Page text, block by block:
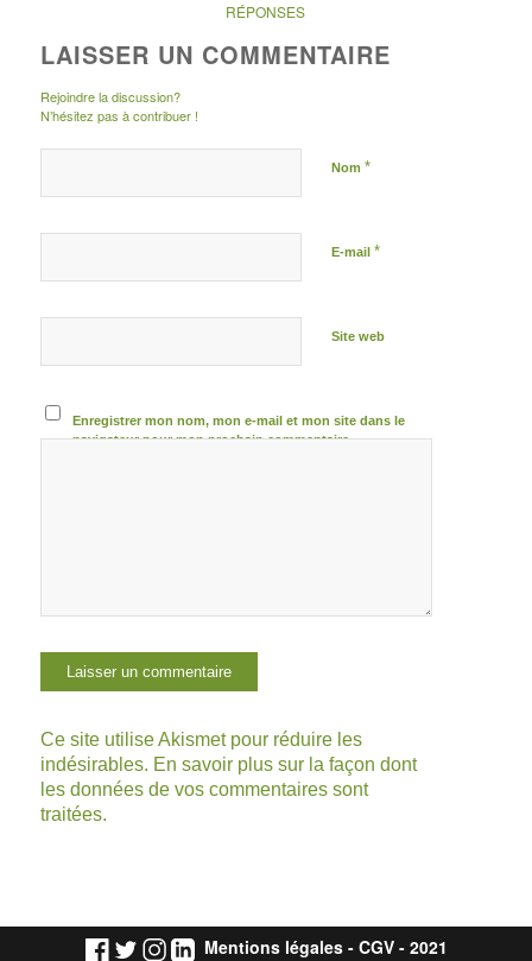
RÉPONSES
LAISSER UN COMMENTAIRE
Rejoindre la discussion?
N’hésitez pas à contribuer !
Nom *
E-mail *
Site web
Enregistrer mon nom, mon e-mail et mon site dans le
navigateur pour mon prochain commentaire.
Ce site utilise Akismet pour réduire les
indésirables. En savoir plus sur la façon dont
les données de vos commentaires sont
traitées.
Mentions légales- CGV- 2021